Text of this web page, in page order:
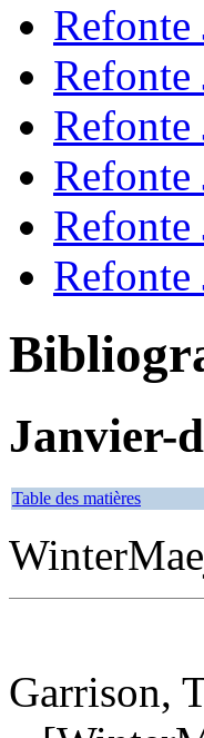
Refonte
Refonte
Refonte
Refonte
Refonte
Refonte
Janvier-
Table des matières
Garrison,